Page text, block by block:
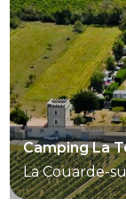
Camping La
La Couarde-